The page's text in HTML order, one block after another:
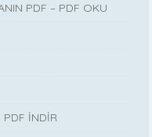
PDF – PDF OKU
PDF İNDİR